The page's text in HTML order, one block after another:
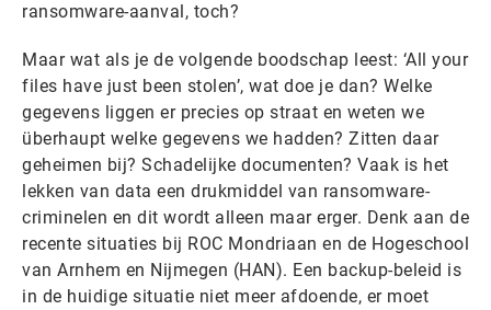
ransomware-aanval, toch?
Maar wat als je de volgende boodschap leest: ‘All your
files have just been stolen’, wat doe je dan? Welke
gegevens liggen er precies op straat en weten we
überhaupt welke gegevens we hadden? Zitten daar
geheimen bij? Schadelijke documenten? Vaak is het
lekken van data een drukmiddel van ransomware-
criminelen en dit wordt alleen maar erger. Denk aan de
recente situaties bij ROC Mondriaan en de Hogeschool
van Arnhem en Nijmegen (HAN). Een backup-beleid is
in de huidige situatie niet meer afdoende, er moet